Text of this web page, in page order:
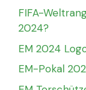
FIFA-
2024?
EM 2024
EM-Pokal